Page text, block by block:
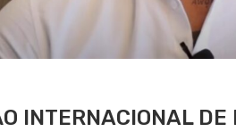
INTERNACIONAL